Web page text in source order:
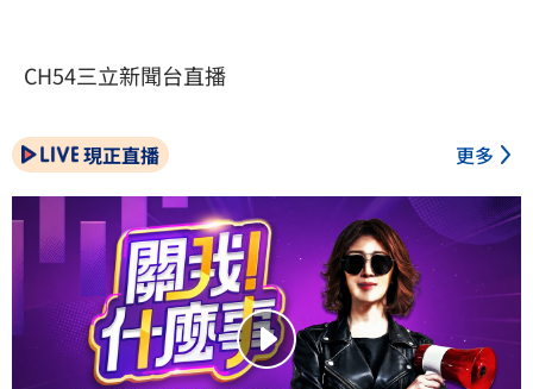
CH54三立新聞台直播
現正直播 更多